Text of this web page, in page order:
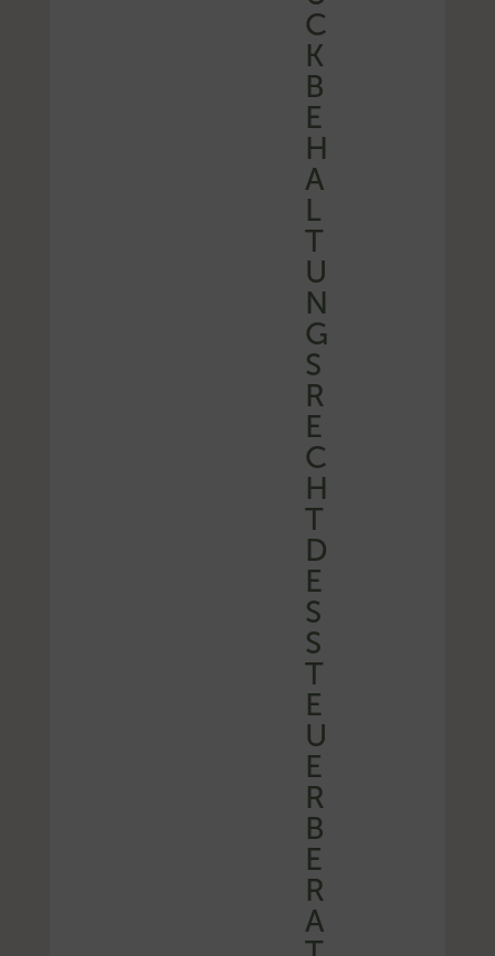
C
K
B
E
H
A
L
T
U
N
G
S
R
E
C
H
T
D
E
S
S
T
E
U
E
R
B
E
R
A